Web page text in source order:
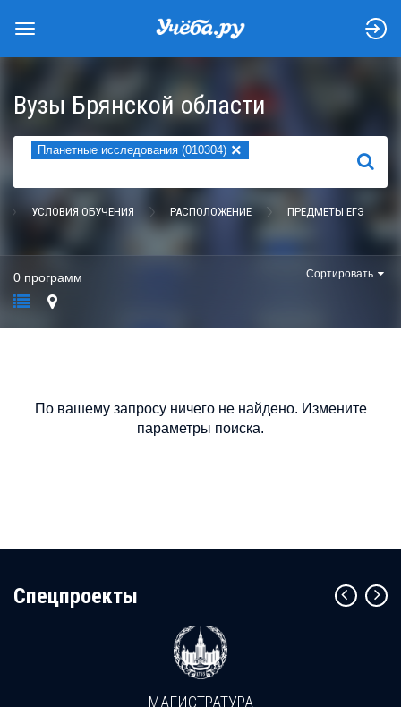
Вузы Брянской области
Планетные исследования (010304) ×
НАЙТИ
УСЛОВИЯ ОБУЧЕНИЯ РАСПОЛОЖЕНИЕ ПРЕДМЕТЫ ЕГЭ
0 программ Сортировать
По вашему запросу ничего не найдено. Измените
параметры поиска.
Cпецпроекты
МАГИСТРАТУРА